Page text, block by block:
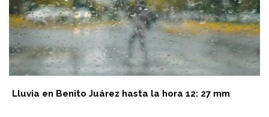
Lluvia en Benito Juárez hasta la hora 12: 27 mm